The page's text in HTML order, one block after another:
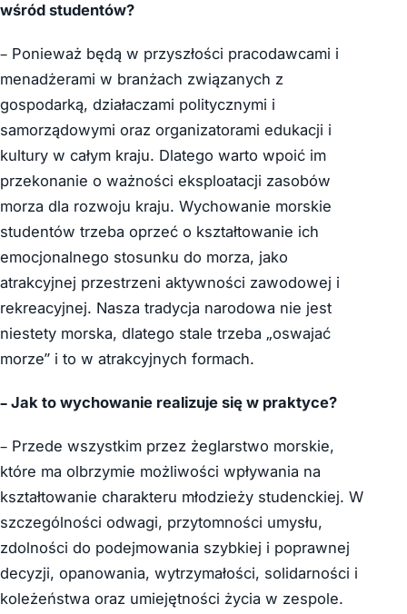
wśród studentów?
– Ponieważ będą w przyszłości pracodawcami i
menadżerami w branżach związanych z
gospodarką, działaczami politycznymi i
samorządowymi oraz organizatorami edukacji i
kultury w całym kraju. Dlatego warto wpoić im
przekonanie o ważności eksploatacji zasobów
morza dla rozwoju kraju. Wychowanie morskie
studentów trzeba oprzeć o kształtowanie ich
emocjonalnego stosunku do morza, jako
atrakcyjnej przestrzeni aktywności zawodowej i
rekreacyjnej. Nasza tradycja narodowa nie jest
niestety morska, dlatego stale trzeba „oswajać
morze” i to w atrakcyjnych formach.
– Jak to wychowanie realizuje się w praktyce?
– Przede wszystkim przez żeglarstwo morskie,
które ma olbrzymie możliwości wpływania na
kształtowanie charakteru młodzieży studenckiej. W
szczególności odwagi, przytomności umysłu,
zdolności do podejmowania szybkiej i poprawnej
decyzji, opanowania, wytrzymałości, solidarności i
koleżeństwa oraz umiejętności życia w zespole.